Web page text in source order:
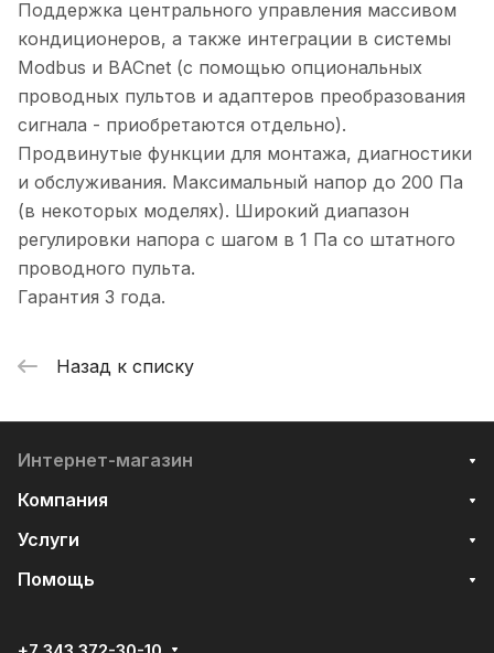
Поддержка центрального управления массивом
кондиционеров, а также интеграции в системы
Modbus и BACnet (с помощью опциональных
проводных пультов и адаптеров преобразования
сигнала - приобретаются отдельно).
Продвинутые функции для монтажа, диагностики
и обслуживания. Максимальный напор до 200 Па
(в некоторых моделях). Широкий диапазон
регулировки напора с шагом в 1 Па со штатного
проводного пульта.
Гарантия 3 года.
Назад к списку
Интернет-магазин
Компания
Услуги
Помощь